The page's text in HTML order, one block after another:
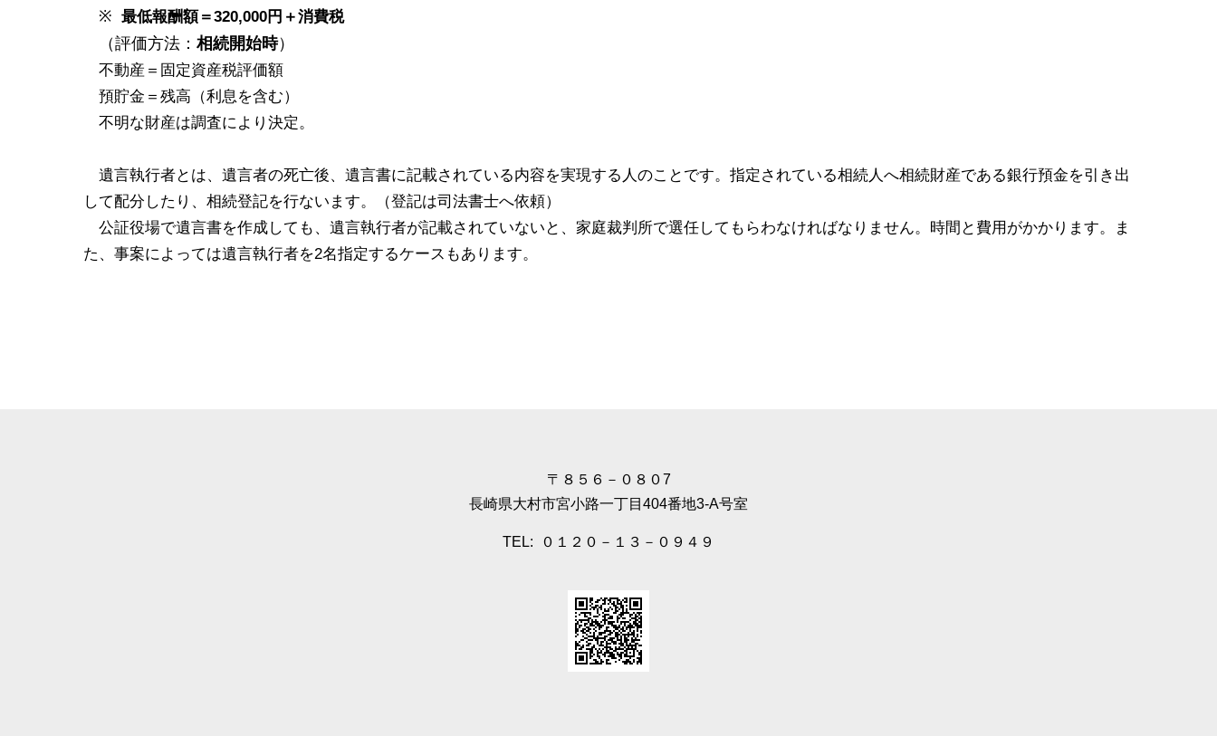
※ 最低報酬額＝320,000円＋消費税
（評価方法： 相続開始時）
不動産＝固定資産税評価額
預貯金＝残高（利息を含む）
不明な財産は調査により決定。
遺言執行者とは、遺言者の死亡後、遺言書に記載されている内容を実現する人のことです。指定されている相続人へ相続財産である銀行預金を引き出
して配分したり、相続登記を行ないます。（登記は司法書士へ依頼）
公証役場で遺言書を作成しても、遺言執行者が記載されていないと、家庭裁判所で選任してもらわなければなりません。時間と費用がかかります。ま
た、事案によっては遺言執行者を2名指定するケースもあります。
〒８５６－０８０7
長崎県大村市宮小路一丁目404番地3-A号室
TEL: ０１２０－１３－０９４９